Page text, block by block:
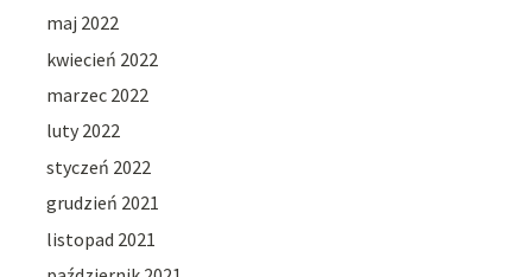
maj 2022
kwiecień 2022
marzec 2022
luty 2022
styczeń 2022
grudzień 2021
listopad 2021